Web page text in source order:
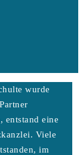
wurde
entstand eine
Viele
im